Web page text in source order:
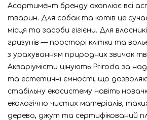
Асортимент бренду охоплює всі
тварин. Для собак та котів це
місця та засоби гігієни. Для
гризунів — просторі клітки та
з урахуванням природних звичок
Акваріумісти цінують Priroda за
та естетичні ємності, що
стабільну екосистему навіть
екологічно чистих матеріалів,
дерево, джут та сертифікований